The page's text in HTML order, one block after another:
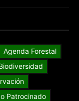
Agenda Forestal
Patrocinado